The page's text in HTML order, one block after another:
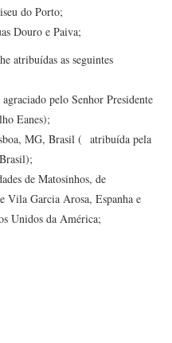
do Porto;
Douro e Paiva;
atribuídas as seguintes
pelo Senhor Presidente
Eanes);
MG, Brasil ( atribuída pela
de Matosinhos, de
Vila Garcia Arosa, Espanha e
Unidos da América;